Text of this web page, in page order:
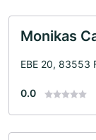
Monikas
EBE 20, 83553
0.0